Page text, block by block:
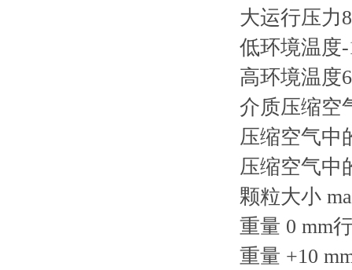
大运行压力
低环境温度-
高环境温度
介质压缩空
压缩空气中
压缩空气中
颗粒大小
重量 0 mm
重量 +10